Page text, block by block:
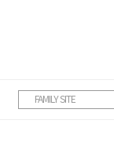
FAMILY SITE